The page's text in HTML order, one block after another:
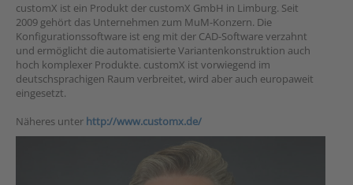
customX ist ein Produkt der customX GmbH in Limburg. Seit
2009 gehört das Unternehmen zum MuM-Konzern. Die
Konfigurationssoftware ist eng mit der CAD-Software verzahnt
und ermöglicht die automatisierte Variantenkonstruktion auch
hoch komplexer Produkte. customX ist vorwiegend im
deutschsprachigen Raum verbreitet, wird aber auch europaweit
eingesetzt.
Näheres unter http://www.customx.de/